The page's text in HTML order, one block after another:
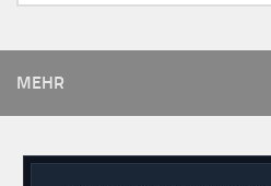
MEHR